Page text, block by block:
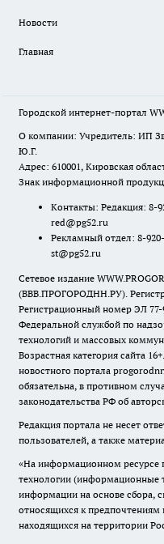
Новости
Главная
Городской интернет-портал
О компании: Учредитель: ИП
Ю.Г.
Адрес: 610001, Кировская
Знак информационной
Контакты: Редакция: 8-
red@pg52.ru
Рекламный отдел: 8-
st@pg52.ru
Сетевое издание
(ВВВ.ПРОГОРОДНН.РУ).
Регистрационный номер ЭЛ 77-
Федеральной службой по
технологий и массовых
Возрастная категория сайта
новостного портала
обязательна, в противном
законодательства РФ об
Редакция портала не несет
пользователей, а также
«На информационном ресурсе
технологии (информационные
информации на основе сбора,
относящихся к предпочтениям
находящихся на территории